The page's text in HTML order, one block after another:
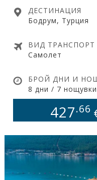
ЗА НАС
ЛИЦЕНЗ И
ПОДАРЪЧЕН ВАУЧЕР
БАНКОВИ СМЕТКИ
ИСКАМ ДА НАУЧА
КОНТАКТИ
ДЕСТИНАЦИЯ
Бодрум, Турция
ВИД ТРАНСПОРТ
Самолет
БРОЙ ДНИ И
8 дни / 7 нощувки
427.66